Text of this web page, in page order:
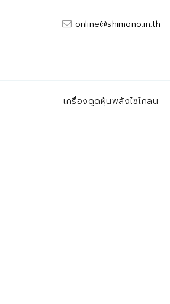
online@shimono.in.th
เครื่องดูดฝุ่นพลังไซโคลน